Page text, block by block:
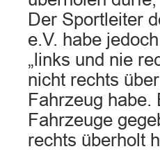
Der Sportleiter
e.V. habe
„links und nie
nicht rechts
Fahrzeug habe.
Fahrzeuge
rechts überholt